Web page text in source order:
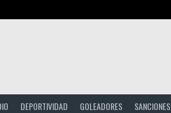
DEPORTIVIDAD GOLEADORES SANCIONES